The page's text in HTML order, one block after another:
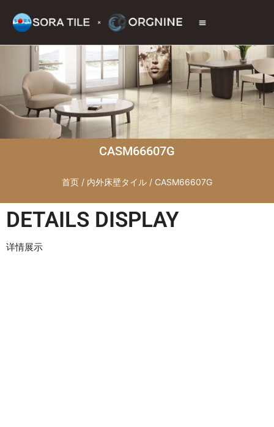
CASM66607G
首页 / 内外床壁タイル / CASM66607G
DETAILS DISPLAY
详情展示